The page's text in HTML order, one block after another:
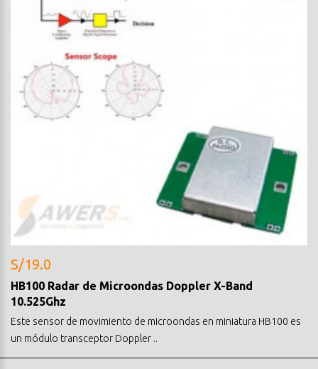
S/19.0
HB100 Radar de Microondas Doppler X-Band
10.525Ghz
Este sensor de movimiento de microondas en miniatura HB100 es
un módulo transceptor Doppler ..